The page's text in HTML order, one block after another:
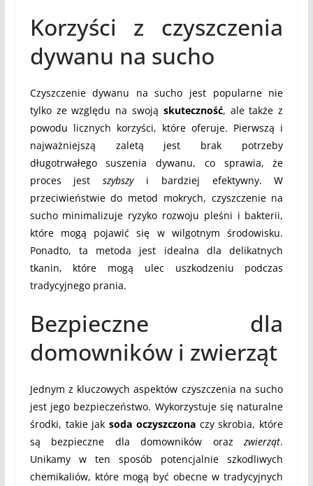
Korzyści z czyszczenia
dywanu na sucho
Czyszczenie dywanu na sucho jest popularne nie
tylko ze względu na swoją skuteczność, ale także z
powodu licznych korzyści, które oferuje. Pierwszą i
najważniejszą zaletą jest brak potrzeby
długotrwałego suszenia dywanu, co sprawia, że
proces jestszybszyi bardziej efektywny. W
przeciwieństwie do metod mokrych, czyszczenie na
sucho minimalizuje ryzyko rozwoju pleśni i bakterii,
które mogą pojawić się w wilgotnym środowisku.
Ponadto, ta metoda jest idealna dla delikatnych
tkanin, które mogą ulec uszkodzeniu podczas
tradycyjnego prania.
Bezpieczne dla
domowników i zwierząt
Jednym z kluczowych aspektów czyszczenia na sucho
jest jego bezpieczeństwo. Wykorzystuje się naturalne
środki, takie jaksoda oczyszczonaczy skrobia, które
są bezpieczne dla domowników orazzwierząt.
Unikamy w ten sposób potencjalnie szkodliwych
chemikaliów, które mogą być obecne w tradycyjnych